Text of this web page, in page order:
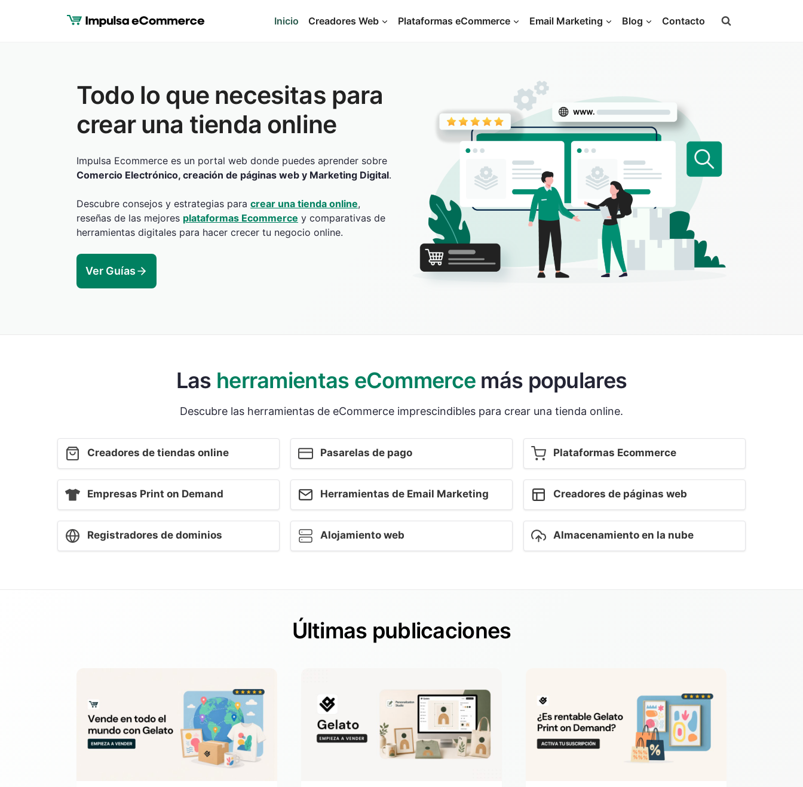
Inicio Creadores Web Plataformas eCommerce Email Marketing Blog Contacto
Todo lo que necesitas para
crear una tienda online
Impulsa Ecommerce es un portal web donde puedes aprender sobre
Comercio Electrónico, creación de páginas web y Marketing Digital.
Descubre consejos y estrategias para crear una tienda online,
reseñas de las mejores plataformas Ecommerce y comparativas de
herramientas digitales para hacer crecer tu negocio online.
Ver Guías
Las herramientas eCommerce más populares
Descubre las herramientas de eCommerce imprescindibles para crear una tienda online.
Creadores de tiendas online Pasarelas de pago Plataformas Ecommerce
Empresas Print on Demand Herramientas de Email Marketing Creadores de páginas web
Registradores de dominios Alojamiento web Almacenamiento en la nube
Últimas publicaciones